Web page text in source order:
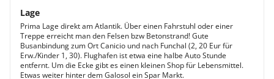
Lage
Prima Lage direkt am Atlantik. Über einen Fahrstuhl oder einer
Treppe erreicht man den Felsen bzw Betonstrand! Gute
Busanbindung zum Ort Canicio und nach Funchal (2, 20 Eur für
Erw./Kinder 1, 30). Flughafen ist etwa eine halbe Auto Stunde
entfernt. Um die Ecke gibt es einen kleinen Shop für Lebensmittel.
Etwas weiter hinter dem Galosol ein Spar Markt.